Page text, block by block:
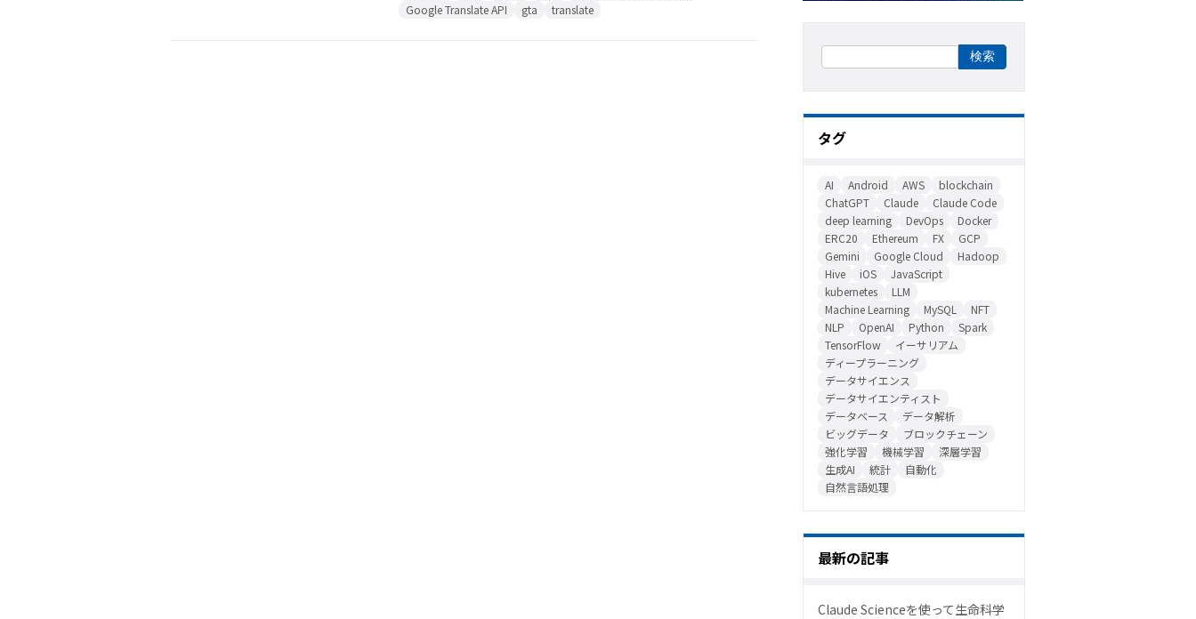
Google Translate API
gta translate
タグ
AI Android AWS
blockchain
ChatGPT
Claude
Claude Code
deep learning
DevOps
Docker
ERC20
Ethereum FX
GCP
Gemini
Google Cloud
Hadoop
Hive
iOS
JavaScript
kubernetes
LLM
Machine Learning
MySQL
NFT
NLP
OpenAI Python
Spark
TensorFlow
イーサリアム
ディープラーニング
データサイエンス
データサイエンティスト
データベース
データ解析
ビッグデータ
ブロックチェーン
強化学習
機械学習
深層学習
生成AI
統計
自動化
自然言語処理
最新の記事
Claude Scienceを使って生命科学